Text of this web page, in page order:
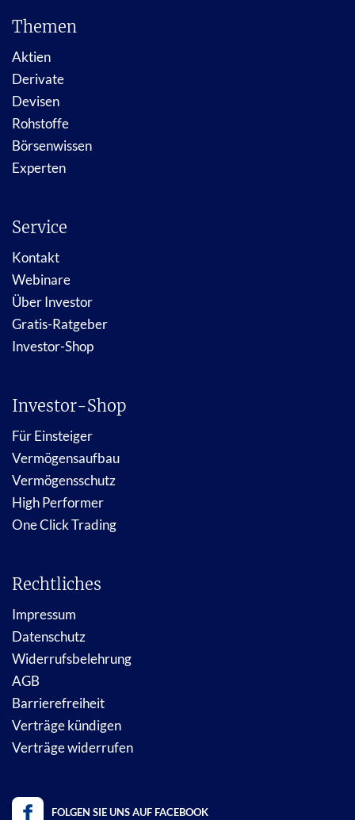
Themen
Aktien
Derivate
Devisen
Rohstoffe
Börsenwissen
Experten
Service
Kontakt
Webinare
Über Investor
Gratis-Ratgeber
Investor-Shop
Investor-Shop
Für Einsteiger
Vermögensaufbau
Vermögensschutz
High Performer
One Click Trading
Rechtliches
Impressum
Datenschutz
Widerrufsbelehrung
AGB
Barrierefreiheit
Verträge kündigen
Verträge widerrufen
FOLGEN SIE UNS AUF FACEBOOK